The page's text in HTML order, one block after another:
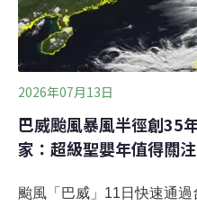
減碳途徑之一。經濟部標
標準：CNS12614（車用無
汽油」品項，以及C
2026年07月13日
巴威颱風暴風半徑創35
家：超級聖嬰年值得關注
颱風「巴威」11日快速通